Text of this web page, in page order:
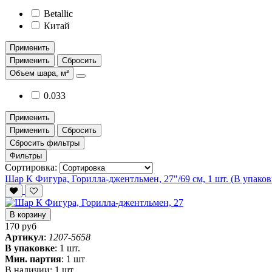
Betallic
Китай
Применить
Применить
Сбросить
Объем шара, м³
0.033
Применить
Применить
Сбросить
Сбросить фильтры
Фильтры
Сортировка:
Шар К Фигура, Горилла-джентльмен, 27"/69 см, 1 шт. (В
В корзину
170 руб
Артикул: 1207-5658
В упаковке: 1 шт.
Мин. партия: 1 шт
В наличии: 1 шт